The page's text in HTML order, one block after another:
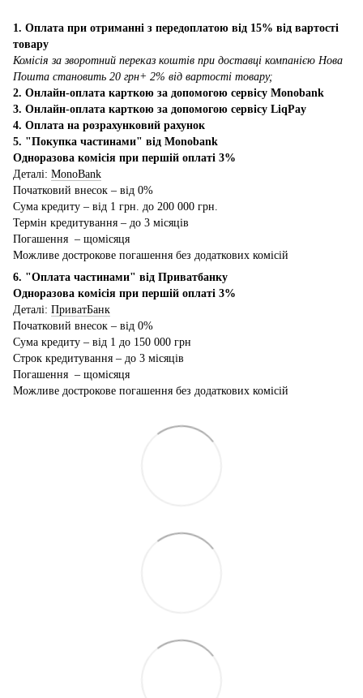
1. Оплата при отриманні з передоплатою від 15% від вартості
товару
Комісія за зворотний переказ коштів при доставці компанією Нова
Пошта становить 20 грн+ 2% від вартості товару;
2. Онлайн-оплата карткою за допомогою сервісу Monobank
3. Онлайн-оплата карткою за допомогою сервісу LiqPay
4. Оплата на розрахунковий рахунок
5. "Покупка частинами" від Monobank
Одноразова комісія при першій оплаті 3%
Деталі: MonoBank
Початковий внесок – від 0%
Сума кредиту – від 1 грн. до 200 000 грн.
Термін кредитування – до 3 місяців
Погашення – щомісяця
Можливе дострокове погашення без додаткових комісій
6. "Оплата частинами" від Приватбанку
Одноразова комісія при першій оплаті 3%
Деталі: ПриватБанк
Початковий внесок – від 0%
Сума кредиту – від 1 до 150 000 грн
Строк кредитування – до 3 місяців
Погашення – щомісяця
Можливе дострокове погашення без додаткових комісій